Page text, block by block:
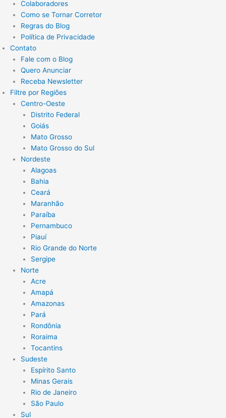
Colaboradores
Como se Tornar Corretor
Regras do Blog
Política de Privacidade
Contato
Fale com o Blog
Quero Anunciar
Receba Newsletter
Filtre por Regiões
Centro-Oeste
Distrito Federal
Goiás
Mato Grosso
Mato Grosso do Sul
Nordeste
Alagoas
Bahia
Ceará
Maranhão
Paraíba
Pernambuco
Piauí
Rio Grande do Norte
Sergipe
Norte
Acre
Amapá
Amazonas
Pará
Rondônia
Roraima
Tocantins
Sudeste
Espírito Santo
Minas Gerais
Rio de Janeiro
São Paulo
Sul